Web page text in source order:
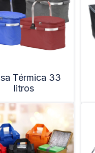
Térmica 33
litros